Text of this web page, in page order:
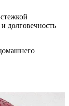
долговечность